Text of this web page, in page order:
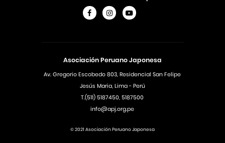
Asociación Peruano Japonesa
Av. Gregorio Escobedo 803, Residencial San Felipe
Jesús Maria, Lima - Perú
T.(511) 5187450, 5187500
info@apj.org.pe
© 2021 Asociación Peruano Japonesa